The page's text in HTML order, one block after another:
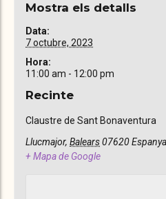
Mostra els detalls
Data:
7 octubre, 2023
Hora:
11:00 am - 12:00 pm
Recinte
Claustre de Sant Bonaventura
Llucmajor, Balears 07620 Espanya
+ Mapa de Google